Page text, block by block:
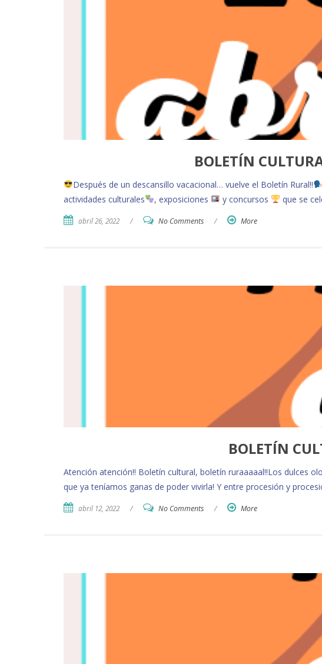
BOLETÍN
Después de un descansillo vacacional… vuelve el Boletín Rural!!
actividades culturales
, exposiciones y concursos que se
abril 26, 2022 / No Comments / More
BOLETÍN
Atención atención!! Boletín cultural, boletín ruraaaaal!!Los dulces
que ya teníamos ganas de poder vivirla! Y entre procesión y
abril 12, 2022 / No Comments / More